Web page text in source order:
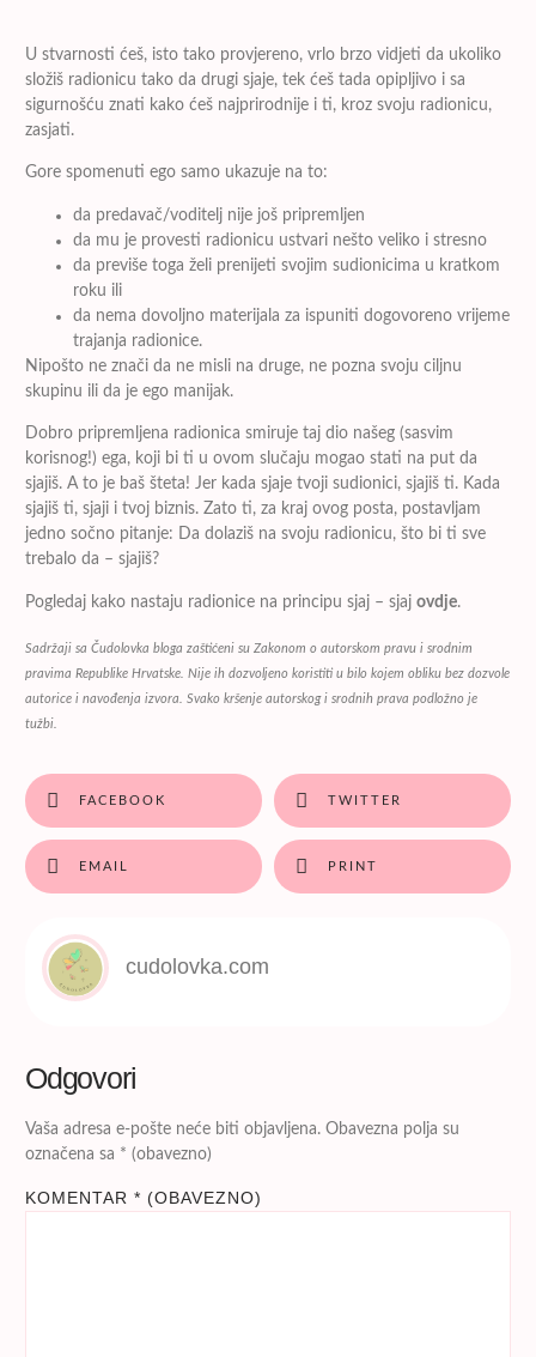
U stvarnosti ćeš, isto tako provjereno, vrlo brzo vidjeti da ukoliko
složiš radionicu tako da drugi sjaje, tek ćeš tada opipljivo i sa
sigurnošću znati kako ćeš najprirodnije i ti, kroz svoju radionicu,
zasjati.
Gore spomenuti ego samo ukazuje na to:
da predavač/voditelj nije još pripremljen
da mu je provesti radionicu ustvari nešto veliko i stresno
da previše toga želi prenijeti svojim sudionicima u kratkom
roku ili
da nema dovoljno materijala za ispuniti dogovoreno vrijeme
trajanja radionice.
Nipošto ne znači da ne misli na druge, ne pozna svoju ciljnu
skupinu ili da je ego manijak.
Dobro pripremljena radionica smiruje taj dio našeg (sasvim
korisnog!) ega, koji bi ti u ovom slučaju mogao stati na put da
sjajiš. A to je baš šteta! Jer kada sjaje tvoji sudionici, sjajiš ti. Kada
sjajiš ti, sjaji i tvoj biznis. Zato ti, za kraj ovog posta, postavljam
jedno sočno pitanje: Da dolaziš na svoju radionicu, što bi ti sve
trebalo da – sjajiš?
Pogledaj kako nastaju radionice na principu sjaj – sjaj ovdje.
Sadržaji sa Čudolovka bloga zaštićeni su Zakonom o autorskom pravu i srodnim
pravima Republike Hrvatske . Nije ih dozvoljeno koristiti u bilo kojem obliku bez dozvole
autorice i navođenja izvora. Svako kršenje autorskog i srodnih prava podložno je
tužbi.
FACEBOOK TWITTER
EMAIL PRINT
cudolovka.com
Odgovori
Vaša adresa e-pošte neće biti objavljena. Obavezna polja su
označena sa * (obavezno)
KOMENTAR * (OBAVEZNO)